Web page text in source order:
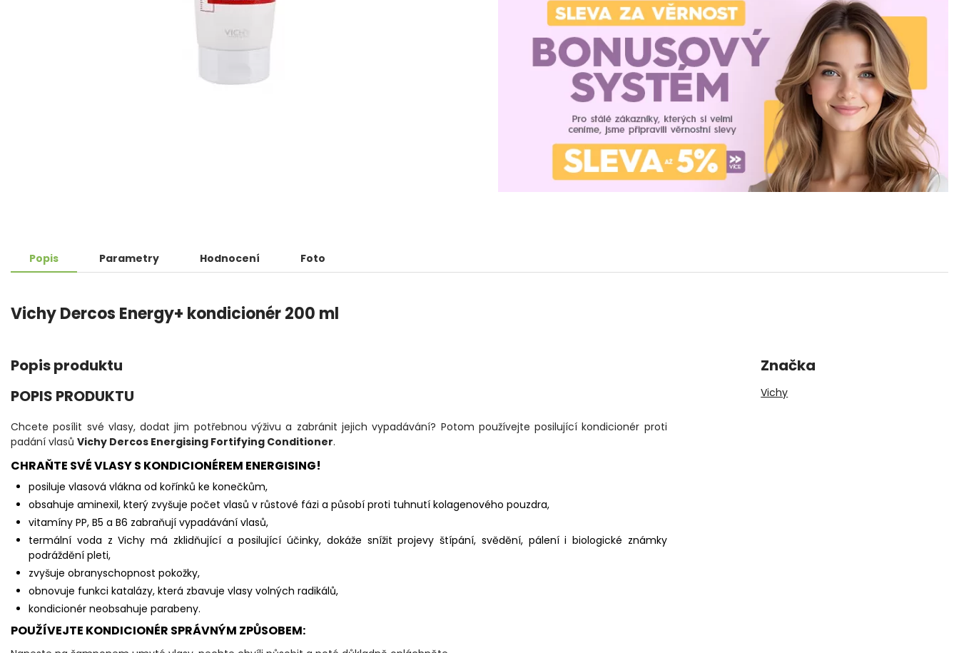
Popis Parametry Hodnocení Foto
Vichy Dercos Energy+ kondicionér 200 ml
Popis produktu
POPIS PRODUKTU
Chcete posílit své vlasy, dodat jim potřebnou výživu a zabránit jejich vypadávání? Potom používejte posilující kondicionér proti
padání vlasů Vichy Dercos Energising Fortifying Conditioner.
CHRAŇTE SVÉ VLASY S KONDICIONÉREM ENERGISING!
posiluje vlasová vlákna od kořínků ke konečkům,
obsahuje aminexil, který zvyšuje počet vlasů v růstové fázi a působí proti tuhnutí kolagenového pouzdra,
vitamíny PP, B5 a B6 zabraňují vypadávání vlasů,
termální voda z Vichy má zklidňující a posilující účinky, dokáže snížit projevy štípání, svědění, pálení i biologické známky
podráždění pleti,
zvyšuje obranyschopnost pokožky,
obnovuje funkci katalázy, která zbavuje vlasy volných radikálů,
kondicionér neobsahuje parabeny.
POUŽÍVEJTE KONDICIONÉR SPRÁVNÝM ZPŮSOBEM:
Značka
Vichy